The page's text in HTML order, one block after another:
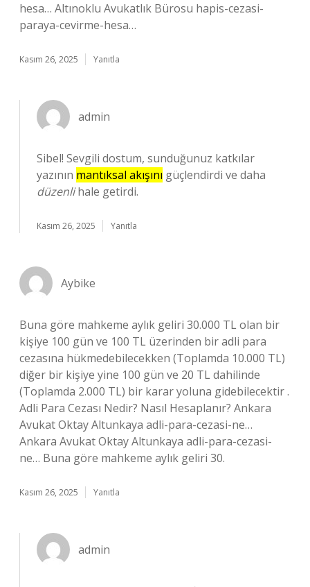
hesa… Altınoklu Avukatlık Bürosu hapis-cezasi-
paraya-cevirme-hesa…
Kasım 26, 2025 Yanıtla
admin
Sibel! Sevgili dostum, sunduğunuz katkılar
yazının mantıksal akışını güçlendirdi ve daha
düzenlihale getirdi.
Kasım 26, 2025 Yanıtla
Aybike
Buna göre mahkeme aylık geliri 30.000 TL olan bir
kişiye 100 gün ve 100 TL üzerinden bir adli para
cezasına hükmedebilecekken (Toplamda 10.000 TL)
diğer bir kişiye yine 100 gün ve 20 TL dahilinde
(Toplamda 2.000 TL) bir karar yoluna gidebilecektir .
Adli Para Cezası Nedir? Nasıl Hesaplanır? Ankara
Avukat Oktay Altunkaya adli-para-cezasi-ne…
Ankara Avukat Oktay Altunkaya adli-para-cezasi-
ne… Buna göre mahkeme aylık geliri 30.
Kasım 26, 2025 Yanıtla
admin